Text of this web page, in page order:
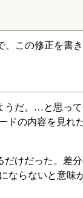
、この修正を書
だ。…と思って
ドの内容を見れ
だけだった。差
ならないと意味